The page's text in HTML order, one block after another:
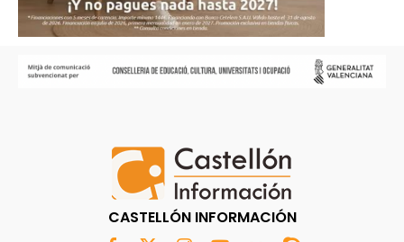
CASTELLÓN INFORMACIÓN